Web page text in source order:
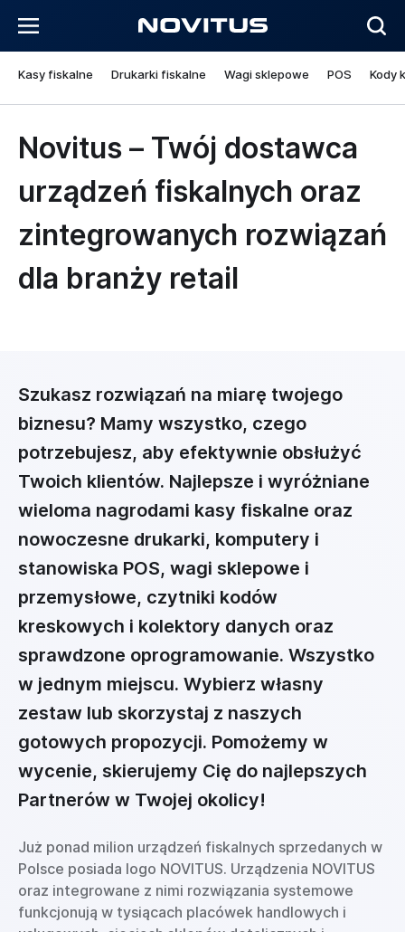
Kasy fiskalne Drukarki fiskalne Wagi sklepowe POS Kody
Novitus – Twój dostawca
urządzeń fiskalnych oraz
zintegrowanych rozwiązań
dla branży retail
Szukasz rozwiązań na miarę twojego
biznesu? Mamy wszystko, czego
potrzebujesz, aby efektywnie obsłużyć
Twoich klientów. Najlepsze i wyróżniane
wieloma nagrodami kasy fiskalne oraz
nowoczesne drukarki, komputery i
stanowiska POS, wagi sklepowe i
przemysłowe, czytniki kodów
kreskowych i kolektory danych oraz
sprawdzone oprogramowanie. Wszystko
w jednym miejscu. Wybierz własny
zestaw lub skorzystaj z naszych
gotowych propozycji. Pomożemy w
wycenie, skierujemy Cię do najlepszych
Partnerów w Twojej okolicy!
Już ponad milion urządzeń fiskalnych sprzedanych w
Polsce posiada logo NOVITUS. Urządzenia NOVITUS
oraz integrowane z nimi rozwiązania systemowe
funkcjonują w tysiącach placówek handlowych i